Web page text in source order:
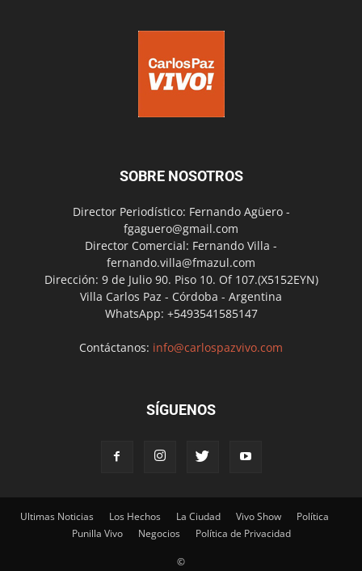
SOBRE NOSOTROS
Director Periodístico: Fernando Agüero -
fgaguero@gmail.com
Director Comercial: Fernando Villa -
fernando.villa@fmazul.com
Dirección: 9 de Julio 90. Piso 10. Of 107.(X5152EYN)
Villa Carlos Paz - Córdoba - Argentina
WhatsApp: +5493541585147
Contáctanos: info@carlospazvivo.com
SÍGUENOS
Ultimas Noticias Los Hechos La Ciudad Vivo Show
Política
Punilla Vivo
Negocios Política de Privacidad
©